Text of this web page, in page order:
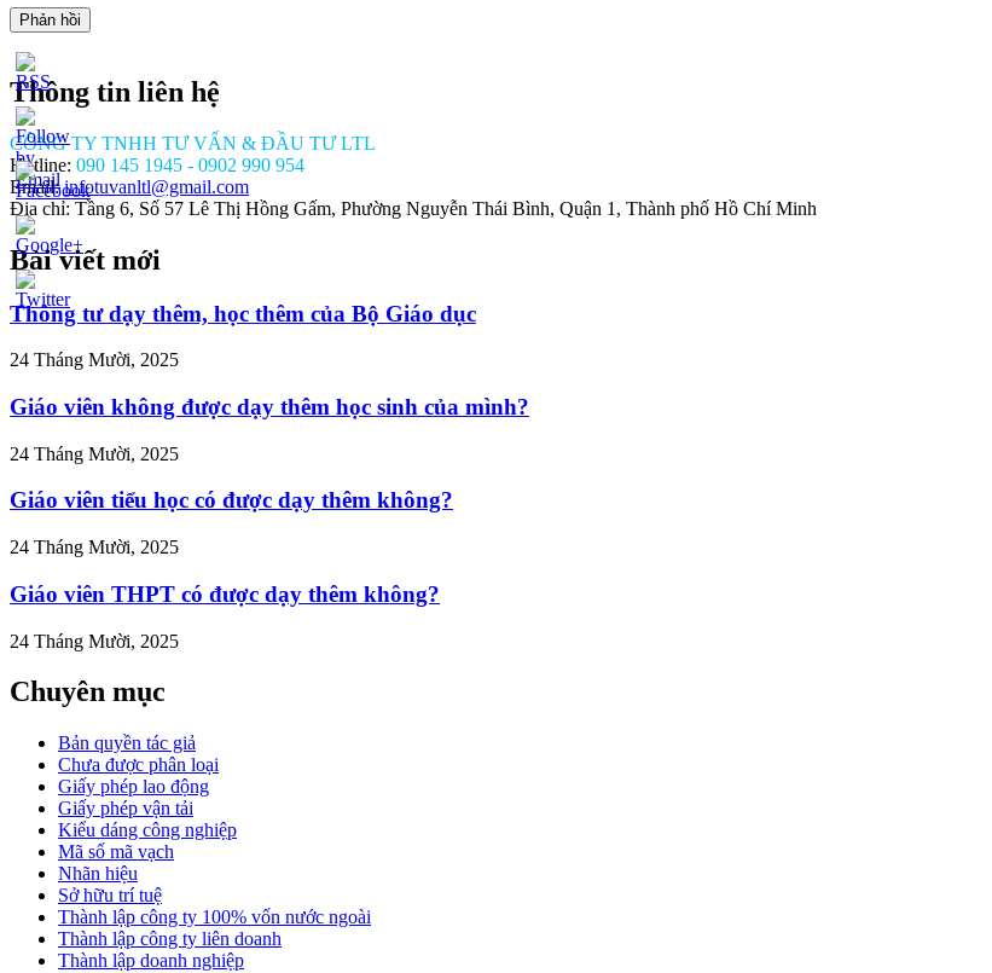
hinh-
Thông tin liên hệ
CÔNG TY TNHH TƯ VẤN & ĐẦU TƯ LTL
Hotline: 090 145 1945 - 0902 990 954
Email:infotuvanltl@gmail.com
Địa chỉ: Tầng 6, Số 57 Lê Thị Hồng Gấm, Phường Nguyễn Thái Bình, Quận 1, Thành phố Hồ Chí Minh
Bài viết mới
Thông tư dạy thêm, học thêm của Bộ Giáo dục
24 Tháng Mười, 2025
Giáo viên không được dạy thêm học sinh của mình?
24 Tháng Mười, 2025
Giáo viên tiểu học có được dạy thêm không?
24 Tháng Mười, 2025
Giáo viên THPT có được dạy thêm không?
24 Tháng Mười, 2025
Chuyên mục
Bản quyền tác giả
Chưa được phân loại
Giấy phép lao động
Giấy phép vận tải
Kiểu dáng công nghiệp
Mã số mã vạch
Nhãn hiệu
Sở hữu trí tuệ
Thành lập công ty 100% vốn nước ngoài
Thành lập công ty liên doanh
Thành lập doanh nghiệp